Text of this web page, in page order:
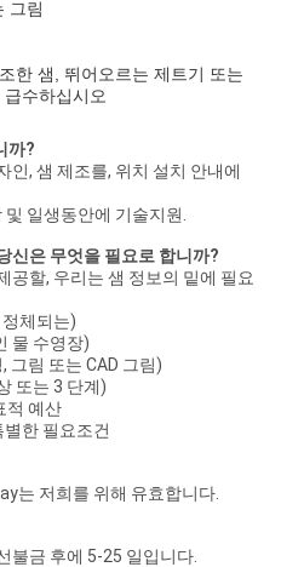
그림
한 샘, 뛰어오르는 제트기 또는
수하십시오
까?
인, 샘 제조를, 위치 설치 안내에
일생동안에 기술지원.
신은 무엇을 필요로 합니까?
공할, 우리는 샘 정보의 밑에 필요
체되는)
물 수영장)
그림 또는 CAD 그림)
또는 3 단계)
적 예산
한 필요조건
는 저희를 위해 유효합니다.
불금 후에 5-25 일입니다.